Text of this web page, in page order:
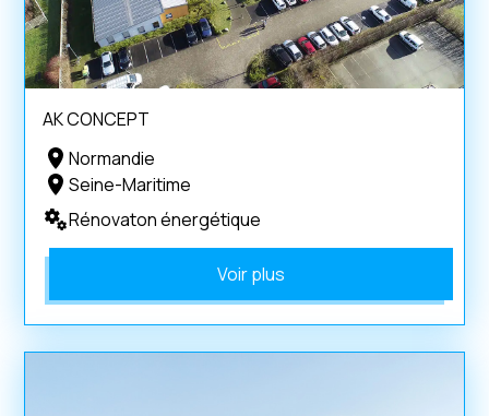
AK CONCEPT
Normandie
Seine-Maritime
Rénovaton énergétique
Voir plus